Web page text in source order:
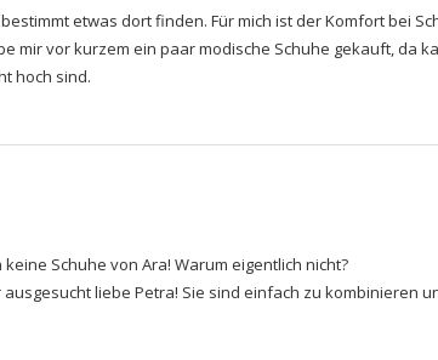
etwas dort finden. Für mich ist der Komfort bei
mir vor kurzem ein paar modische Schuhe gekauft, da
hoch sind.
Schuhe von Ara! Warum eigentlich nicht?
liebe Petra! Sie sind einfach zu kombinieren